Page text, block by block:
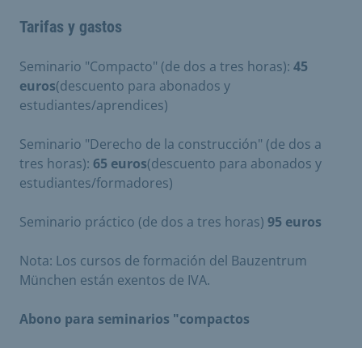
Tarifas y gastos
Seminario "Compacto" (de dos a tres horas): 45
euros(descuento para abonados y
estudiantes/aprendices)
Seminario "Derecho de la construcción" (de dos a
tres horas): 65 euros(descuento para abonados y
estudiantes/formadores)
Seminario práctico (de dos a tres horas) 95 euros
Nota: Los cursos de formación del Bauzentrum
München están exentos de IVA.
Abono para seminarios "compactos